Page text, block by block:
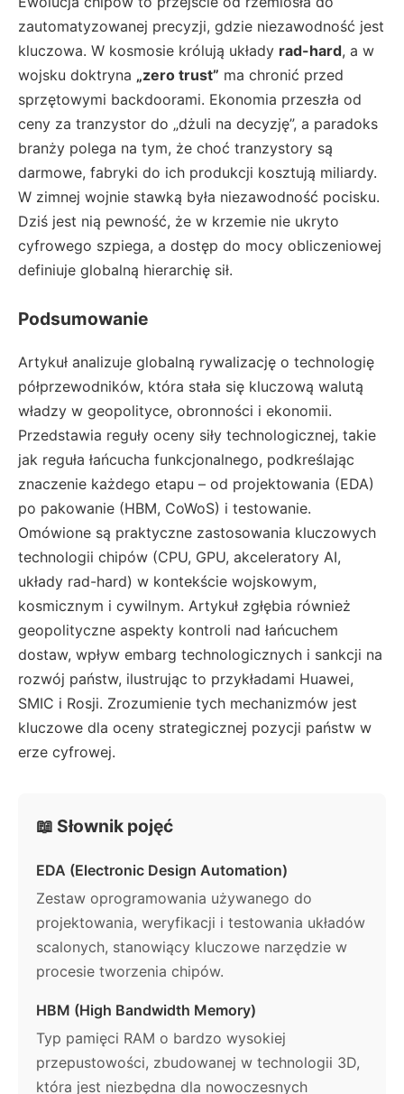
zautomatyzowanej precyzji, gdzie niezawodność jest
kluczowa. W kosmosie królują układy rad-hard, a w
wojsku doktryna „zero trust” ma chronić przed
sprzętowymi backdoorami. Ekonomia przeszła od
ceny za tranzystor do „dżuli na decyzję”, a paradoks
branży polega na tym, że choć tranzystory są
darmowe, fabryki do ich produkcji kosztują miliardy.
W zimnej wojnie stawką była niezawodność pocisku.
Dziś jest nią pewność, że w krzemie nie ukryto
cyfrowego szpiega, a dostęp do mocy obliczeniowej
definiuje globalną hierarchię sił.
Podsumowanie
Artykuł analizuje globalną rywalizację o technologię
półprzewodników, która stała się kluczową walutą
władzy w geopolityce, obronności i ekonomii.
Przedstawia reguły oceny siły technologicznej, takie
jak reguła łańcucha funkcjonalnego, podkreślając
znaczenie każdego etapu – od projektowania (EDA)
po pakowanie (HBM, CoWoS) i testowanie.
Omówione są praktyczne zastosowania kluczowych
technologii chipów (CPU, GPU, akceleratory AI,
układy rad-hard) w kontekście wojskowym,
kosmicznym i cywilnym. Artykuł zgłębia również
geopolityczne aspekty kontroli nad łańcuchem
dostaw, wpływ embarg technologicznych i sankcji na
rozwój państw, ilustrując to przykładami Huawei,
SMIC i Rosji. Zrozumienie tych mechanizmów jest
kluczowe dla oceny strategicznej pozycji państw w
erze cyfrowej.
📖 Słownik pojęć
EDA (Electronic Design Automation)
Zestaw oprogramowania używanego do
projektowania, weryfikacji i testowania układów
scalonych, stanowiący kluczowe narzędzie w
procesie tworzenia chipów.
HBM (High Bandwidth Memory)
Typ pamięci RAM o bardzo wysokiej
przepustowości, zbudowanej w technologii 3D,
która jest niezbędna dla nowoczesnych